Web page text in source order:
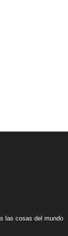
las cosas del mundo